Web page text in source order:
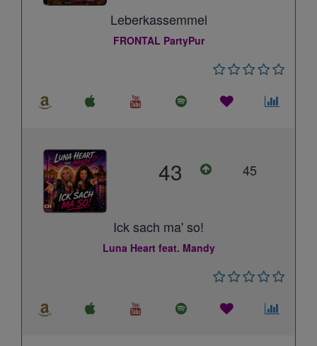
Leberkassemmel
FRONTAL PartyPur
43 45
Ick sach ma' so!
Luna Heart feat. Mandy